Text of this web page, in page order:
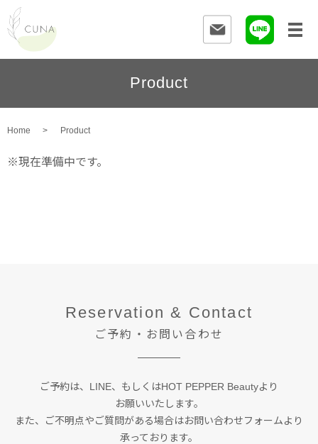
Product
Home Product
※現在準備中です。
Reservation & Contact
ご予約・お問い合わせ
ご予約は、LINE、もしくはHOT PEPPER Beautyより
お願いいたします。
また、ご不明点やご質問がある場合はお問い合わせフォームより
承っております。